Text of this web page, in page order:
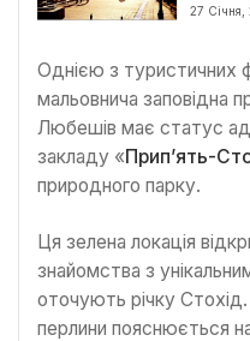
27 Січня,
Однією з туристичних
мальовнича заповідна
Любешів має статус
закладу «Прип’ять-
природного парку.
Ця зелена локація
знайомства з
оточують річку Стохід.
перлини пояснюється